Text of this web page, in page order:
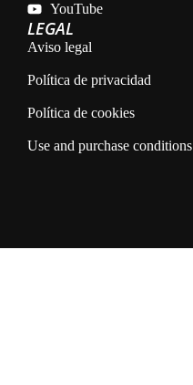
LEGAL
Aviso legal
Política de privacidad
Política de cookies
Use and purchase conditions
YouTube